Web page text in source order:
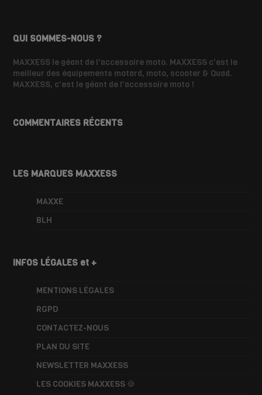
QUI SOMMES-NOUS ?
MAXXESS le géant de l'accessoire moto. MAXXESS c'est le
meilleur des équipements motard, moto, scooter & Quad.
MAXXESS, c'est le géant de l'accessoire moto !
COMMENTAIRES RÉCENTS
LES MARQUES MAXXESS
MAXXE
BLH
INFOS LÉGALES et +
MENTIONS LÉGALES
RGPD
CONTACTEZ-NOUS
PLAN DU SITE
NEWSLETTER MAXXESS
LES COOKIES MAXXESS 🍪